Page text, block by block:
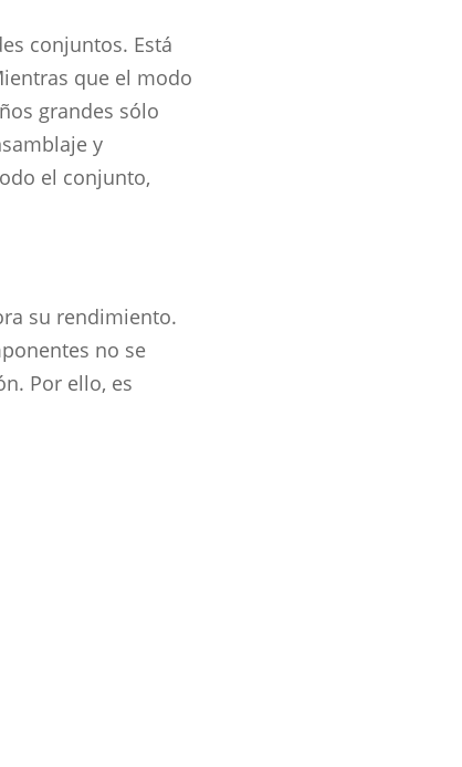
conjuntos. Está
que el modo
grandes sólo
y
el conjunto,
su rendimiento.
no se
Por ello, es